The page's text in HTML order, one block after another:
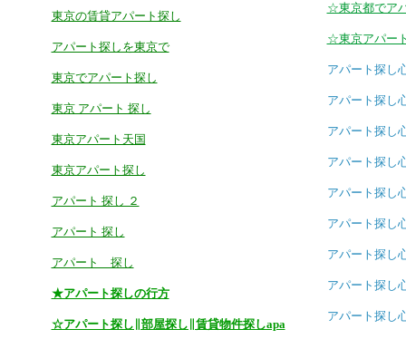
東京の賃貸アパート探し
アパート探しを東京で
東京でアパート探し
東京 アパート 探し
東京アパート天国
東京アパート探し
アパート 探し ２
アパート 探し
アパート 探し
★アパート探しの行方
☆アパート探し∥部屋探し∥賃貸物件探しapa
☆東京都でア
☆東京アパー
アパート探し
アパート探し
アパート探し
アパート探し
アパート探し
アパート探し
アパート探し
アパート探し
アパート探し